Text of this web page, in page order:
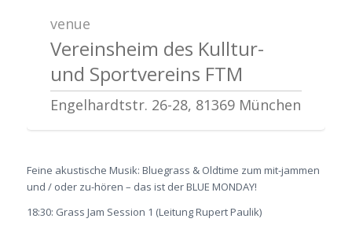
venue
Vereinsheim des Kulltur-
und Sportvereins FTM
Engelhardtstr. 26-28, 81369 München
Feine akustische Musik: Bluegrass & Oldtime zum mit-jammen
und / oder zu-hören – das ist der BLUE MONDAY!
18:30: Grass Jam Session 1 (Leitung Rupert Paulik)